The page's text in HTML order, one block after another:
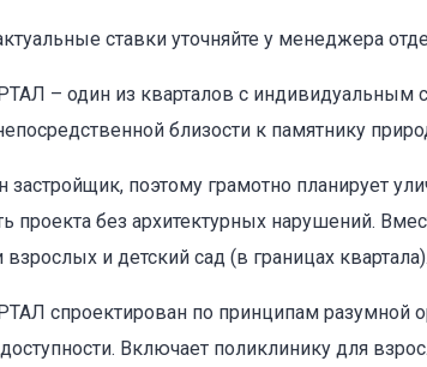
ставки уточняйте у менеджера
– один из кварталов с индивидуальным
близости к памятнику
застройщик, поэтому грамотно планирует
проекта без архитектурных нарушений.
взрослых и детский сад (в границах квартала).
спроектирован по принципам разумной
Включает поликлинику для